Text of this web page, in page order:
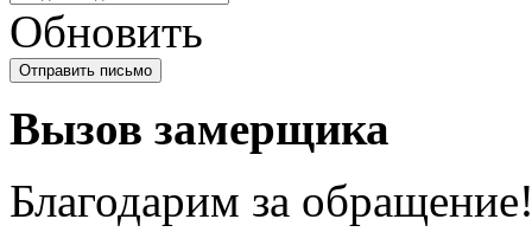
Обновить
Вызов замерщика
Благодарим за